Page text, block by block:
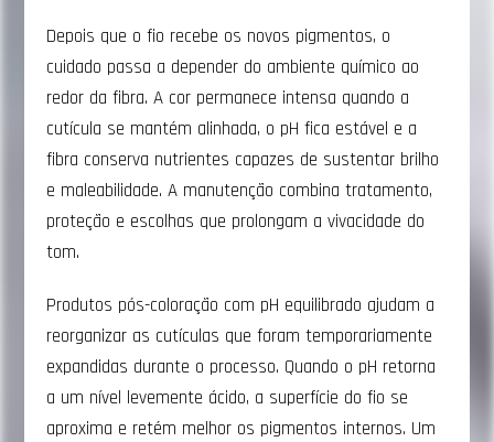
Depois que o fio recebe os novos pigmentos, o
cuidado passa a depender do ambiente químico ao
redor da fibra. A cor permanece intensa quando a
cutícula se mantém alinhada, o pH fica estável e a
fibra conserva nutrientes capazes de sustentar brilho
e maleabilidade. A manutenção combina tratamento,
proteção e escolhas que prolongam a vivacidade do
tom.
Produtos pós-coloração com pH equilibrado ajudam a
reorganizar as cutículas que foram temporariamente
expandidas durante o processo. Quando o pH retorna
a um nível levemente ácido, a superfície do fio se
aproxima e retém melhor os pigmentos internos. Um